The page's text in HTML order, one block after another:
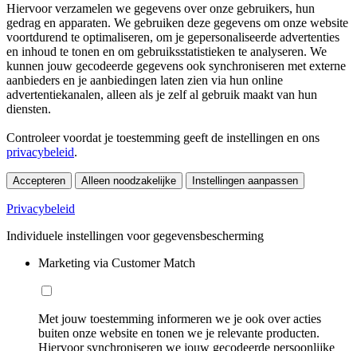
Hiervoor verzamelen we gegevens over onze gebruikers, hun
gedrag en apparaten. We gebruiken deze gegevens om onze website
voortdurend te optimaliseren, om je gepersonaliseerde advertenties
en inhoud te tonen en om gebruiksstatistieken te analyseren. We
kunnen jouw gecodeerde gegevens ook synchroniseren met externe
aanbieders en je aanbiedingen laten zien via hun online
advertentiekanalen, alleen als je zelf al gebruik maakt van hun
diensten.
Controleer voordat je toestemming geeft de instellingen en ons
privacybeleid.
Accepteren Alleen noodzakelijke Instellingen aanpassen
Privacybeleid
Individuele instellingen voor gegevensbescherming
Marketing via Customer Match
Met jouw toestemming informeren we je ook over acties
buiten onze website en tonen we je relevante producten.
Hiervoor synchroniseren we jouw gecodeerde persoonlijke